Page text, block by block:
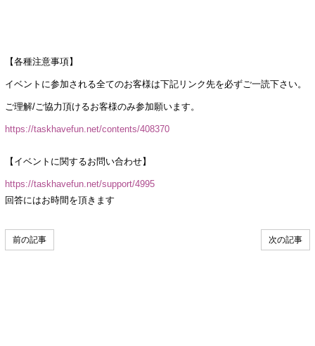
【各種注意事項】
イベントに参加される全てのお客様は下記リンク先を必ずご一読下さい。
ご理解/ご協力頂けるお客様のみ参加願います。
https://taskhavefun.net/contents/408370
【イベントに関するお問い合わせ】
https://taskhavefun.net/support/4995
回答にはお時間を頂きます
次の記事
前の記事